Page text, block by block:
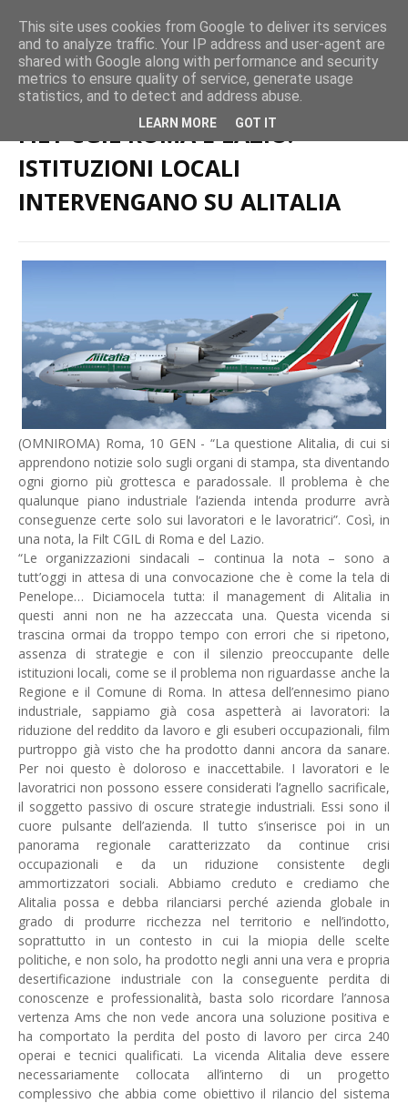
Home page Trasporto Aereo FILT CGIL ROMA E LAZIO: ISTITUZIONI
LOCALI INTERVENGANO SU ALITALIA
FILT CGIL ROMA E LAZIO:
ISTITUZIONI LOCALI
INTERVENGANO SU ALITALIA
(OMNIROMA) Roma, 10 GEN - “La questione Alitalia, di cui si
apprendono notizie solo sugli organi di stampa, sta diventando
ogni giorno più grottesca e paradossale. Il problema è che
qualunque piano industriale l’azienda intenda produrre avrà
conseguenze certe solo sui lavoratori e le lavoratrici”. Così, in
una nota, la Filt CGIL di Roma e del Lazio.
“Le organizzazioni sindacali – continua la nota – sono a
tutt’oggi in attesa di una convocazione che è come la tela di
Penelope… Diciamocela tutta: il management di Alitalia in
questi anni non ne ha azzeccata una. Questa vicenda si
trascina ormai da troppo tempo con errori che si ripetono,
assenza di strategie e con il silenzio preoccupante delle
istituzioni locali, come se il problema non riguardasse anche la
Regione e il Comune di Roma. In attesa dell’ennesimo piano
industriale, sappiamo già cosa aspetterà ai lavoratori: la
riduzione del reddito da lavoro e gli esuberi occupazionali, film
purtroppo già visto che ha prodotto danni ancora da sanare.
Per noi questo è doloroso e inaccettabile. I lavoratori e le
lavoratrici non possono essere considerati l’agnello sacrificale,
il soggetto passivo di oscure strategie industriali. Essi sono il
cuore pulsante dell’azienda. Il tutto s’inserisce poi in un
panorama regionale caratterizzato da continue crisi
occupazionali e da un riduzione consistente degli
ammortizzatori sociali. Abbiamo creduto e crediamo che
Alitalia possa e debba rilanciarsi perché azienda globale in
grado di produrre ricchezza nel territorio e nell’indotto,
soprattutto in un contesto in cui la miopia delle scelte
politiche, e non solo, ha prodotto negli anni una vera e propria
desertificazione industriale con la conseguente perdita di
conoscenze e professionalità, basta solo ricordare l’annosa
vertenza Ams che non vede ancora una soluzione positiva e
ha comportato la perdita del posto di lavoro per circa 240
operai e tecnici qualificati. La vicenda Alitalia deve essere
necessariamente collocata all’interno di un progetto
complessivo che abbia come obiettivo il rilancio del sistema
This site uses cookies from Google to deliver its services
and to analyze traffic. Your IP address and user-agent are
shared with Google along with performance and security
metrics to ensure quality of service, generate usage
statistics, and to detect and address abuse.
LEARN MORE GOT IT